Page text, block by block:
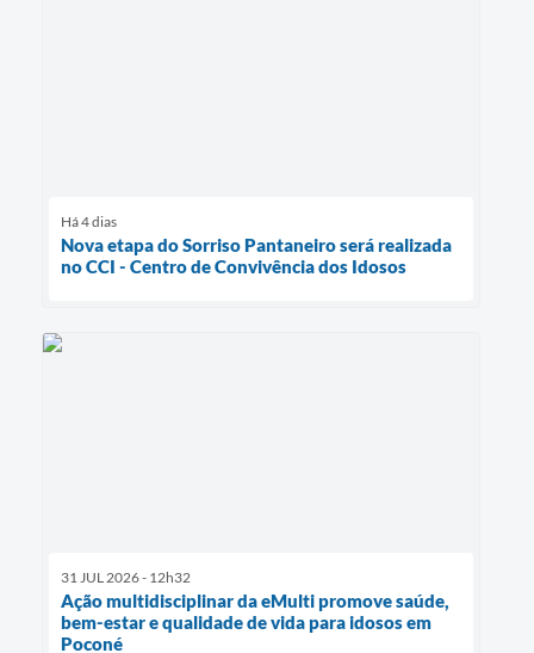
Há 4 dias
Nova etapa do Sorriso Pantaneiro será realizada
no CCI - Centro de Convivência dos Idosos
31 JUL 2026 - 12h32
Ação multidisciplinar da eMulti promove saúde,
bem-estar e qualidade de vida para idosos em
Poconé